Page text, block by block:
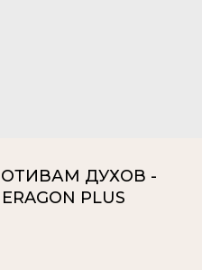
ДУХОВ -
PLUS